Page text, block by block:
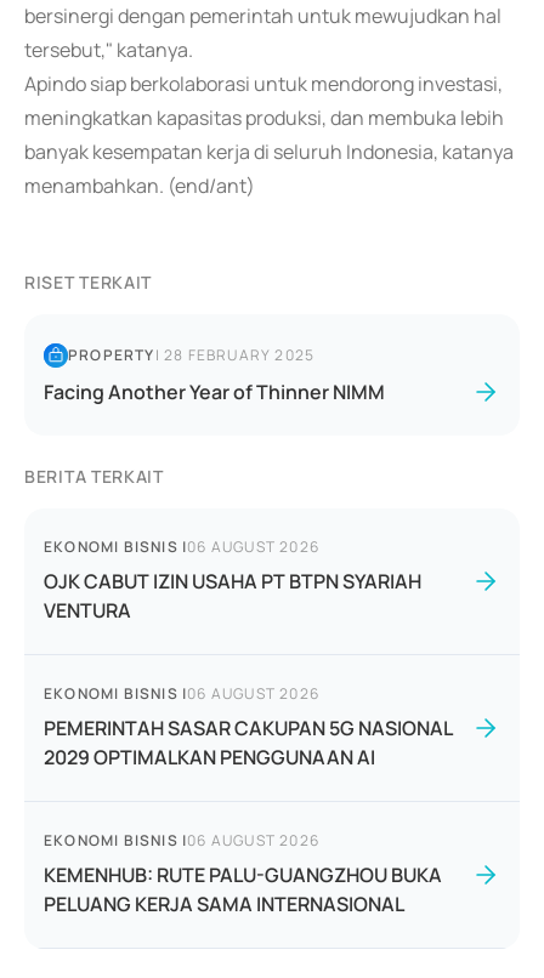
bersinergi dengan pemerintah untuk mewujudkan hal
tersebut," katanya.
Apindo siap berkolaborasi untuk mendorong investasi,
meningkatkan kapasitas produksi, dan membuka lebih
banyak kesempatan kerja di seluruh Indonesia, katanya
menambahkan. (end/ant)
RISET TERKAIT
PROPERTY|28 FEBRUARY 2025
Facing Another Year of Thinner NIMM
BERITA TERKAIT
EKONOMI BISNIS |06 AUGUST 2026
OJK CABUT IZIN USAHA PT BTPN SYARIAH
VENTURA
EKONOMI BISNIS |06 AUGUST 2026
PEMERINTAH SASAR CAKUPAN 5G NASIONAL
2029 OPTIMALKAN PENGGUNAAN AI
EKONOMI BISNIS |06 AUGUST 2026
KEMENHUB: RUTE PALU-GUANGZHOU BUKA
PELUANG KERJA SAMA INTERNASIONAL